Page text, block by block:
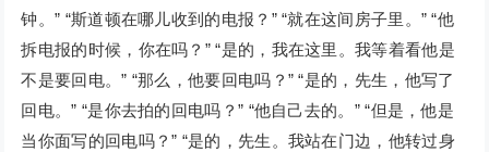
钟。” “斯道顿在哪儿收到的电报？” “就在这间房子里。” “他
拆电报的时候，你在吗？” “是的，我在这里。我等着看他是
不是要回电。” “那么，他要回电吗？” “是的，先生，他写了
回电。” “是你去拍的回电吗？” “他自己去的。” “但是，他是
当你面写的回电吗？” “是的，先生。我站在门边，他转过身